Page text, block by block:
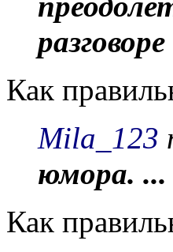
Как
Mila_123
юмора.
Как